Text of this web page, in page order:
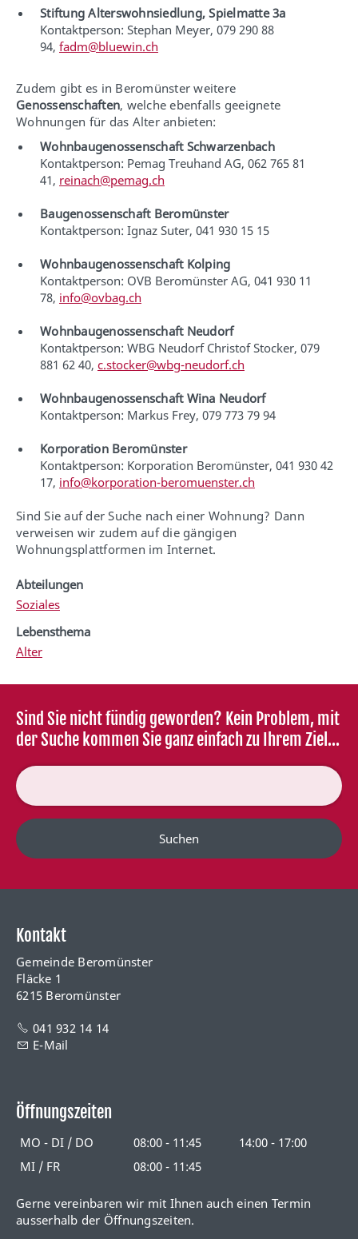
Stiftung Alterswohnsiedlung, Spielmatte 3a
Kontaktperson: Stephan Meyer, 079 290 88
94, fadm@bluewin.ch
Zudem gibt es in Beromünster weitere
Genossenschaften, welche ebenfalls geeignete
Wohnungen für das Alter anbieten:
Wohnbaugenossenschaft Schwarzenbach
Kontaktperson: Pemag Treuhand AG, 062 765 81
41, reinach@pemag.ch
Baugenossenschaft Beromünster
Kontaktperson: Ignaz Suter, 041 930 15 15
Wohnbaugenossenschaft Kolping
Kontaktperson: OVB Beromünster AG, 041 930 11
78, info@ovbag.ch
Wohnbaugenossenschaft Neudorf
Kontaktperson: WBG Neudorf Christof Stocker, 079
881 62 40, c.stocker@wbg-neudorf.ch
Wohnbaugenossenschaft Wina Neudorf
Kontaktperson: Markus Frey, 079 773 79 94
Korporation Beromünster
Kontaktperson: Korporation Beromünster, 041 930 42
17, info@korporation-beromuenster.ch
Sind Sie auf der Suche nach einer Wohnung? Dann
verweisen wir zudem auf die gängigen
Wohnungsplattformen im Internet.
Abteilungen
Soziales
Lebensthema
Alter
Sind Sie nicht fündig geworden? Kein Problem, mit
der Suche kommen Sie ganz einfach zu Ihrem Ziel...
Suchen
Kontakt
Gemeinde Beromünster
Fläcke 1
6215 Beromünster
041 932 14 14
E-Mail
Öffnungszeiten
MO - DI / DO 08:00 - 11:45
14:00 - 17:00
MI / FR
08:00 - 11:45
Gerne vereinbaren wir mit Ihnen auch einen Termin
ausserhalb der Öffnungszeiten.